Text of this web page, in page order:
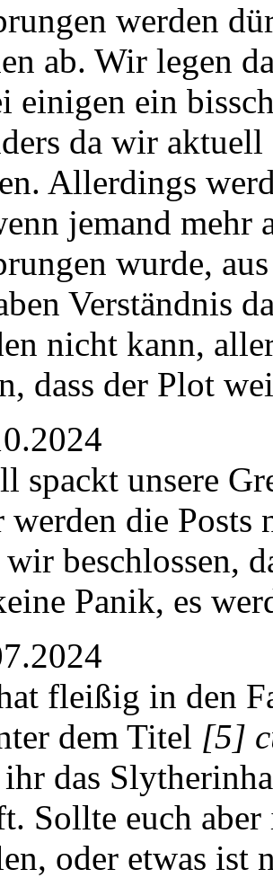
werden
ab. Wir legen
einigen ein
da wir
Allerdings
jemand
wurde,
Verständnis
nicht kann,
dass der Plot
spackt unsere
werden die
beschlossen,
Panik, es
fleißig in den
dem Titel [5]
das
Sollte euch
oder etwas ist